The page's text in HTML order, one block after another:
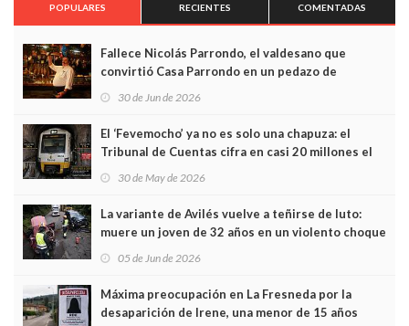
POPULARES RECIENTES COMENTADAS
Fallece Nicolás Parrondo, el valdesano que
convirtió Casa Parrondo en un pedazo de
Asturias en Madrid
30 de Jun de 2026
El ‘Fevemocho’ ya no es solo una chapuza: el
Tribunal de Cuentas cifra en casi 20 millones el
sobrecoste de los trenes que no cabían por los
30 de May de 2026
La variante de Avilés vuelve a teñirse de luto:
muere un joven de 32 años en un violento choque
frontal
05 de Jun de 2026
Máxima preocupación en La Fresneda por la
desaparición de Irene, una menor de 15 años